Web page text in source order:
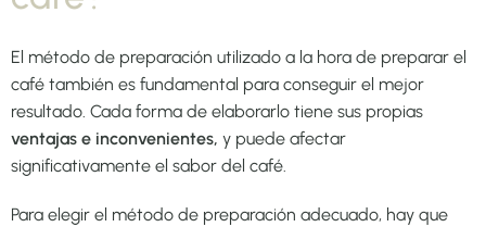
El método de preparación utilizado a la hora de preparar el
café también es fundamental para conseguir el mejor
resultado. Cada forma de elaborarlo tiene sus propias
ventajas e inconvenientes, y puede afectar
significativamente el sabor del café.
Para elegir el método de preparación adecuado, hay que